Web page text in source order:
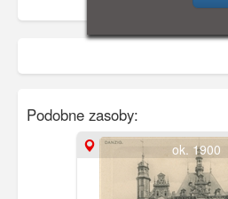
Podobne zasoby:
ok. 1900